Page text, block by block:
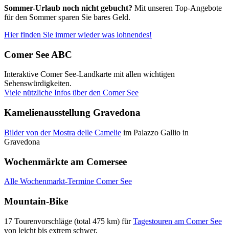
Sommer-Urlaub noch nicht gebucht? Mit unseren Top-Angebote
für den Sommer sparen Sie bares Geld.
Hier finden Sie immer wieder was lohnendes!
Comer See ABC
Interaktive Comer See-Landkarte mit allen wichtigen
Sehenswürdigkeiten.
Viele nützliche Infos über den Comer See
Kamelienausstellung Gravedona
Bilder von der Mostra delle Camelie im Palazzo Gallio in
Gravedona
Wochenmärkte am Comersee
Alle Wochenmarkt-Termine Comer See
Mountain-Bike
17 Tourenvorschläge (total 475 km) fürTagestouren am Comer See
von leicht bis extrem schwer.